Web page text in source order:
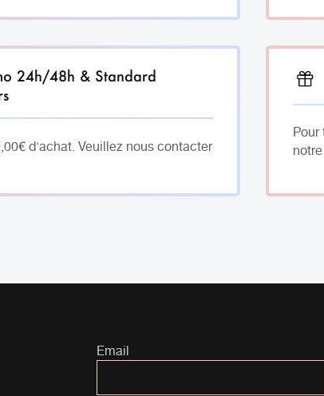
24h/48h & Standard
d'achat. Veuillez nous contacter
Email